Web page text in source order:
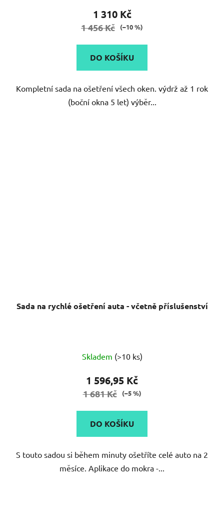
1 310 Kč
1 456 Kč (–10 %)
DO KOŠÍKU
Kompletní sada na ošetření všech oken. výdrž až 1 rok
(boční okna 5 let) výběr...
Sada na rychlé ošetření auta - včetně příslušenství
Skladem (>10 ks)
1 596,95 Kč
1 681 Kč (–5 %)
DO KOŠÍKU
S touto sadou si během minuty ošetříte celé auto na 2
měsíce. Aplikace do mokra -...